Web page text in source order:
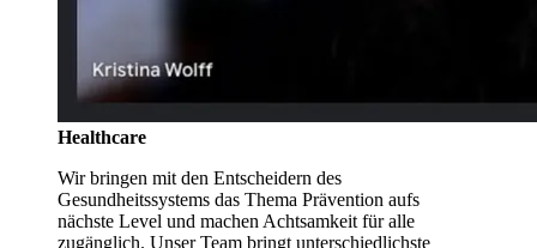
Healthcare
Wir bringen mit den Entscheidern des
Gesundheitssystems das Thema Prävention aufs
nächste Level und machen Achtsamkeit für alle
zugänglich. Unser Team bringt unterschiedlichste